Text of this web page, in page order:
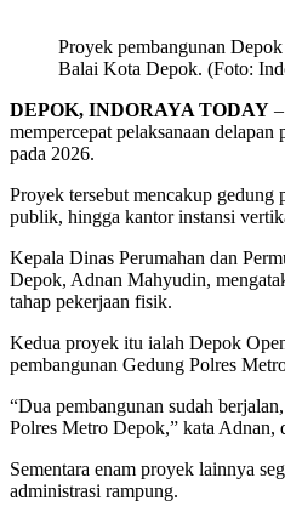
Proyek pembangunan
Balai Kota Depok. (Foto:
DEPOK, INDORAYA TODAY
mempercepat pelaksanaan
pada 2026.
Proyek tersebut mencakup gedung
publik, hingga kantor instansi
Kepala Dinas Perumahan dan
Depok, Adnan Mahyudin,
tahap pekerjaan fisik.
Kedua proyek itu ialah Depok
pembangunan Gedung Polres
“Dua pembangunan sudah
Polres Metro Depok,” kata Adnan,
Sementara enam proyek lainnya
administrasi rampung.